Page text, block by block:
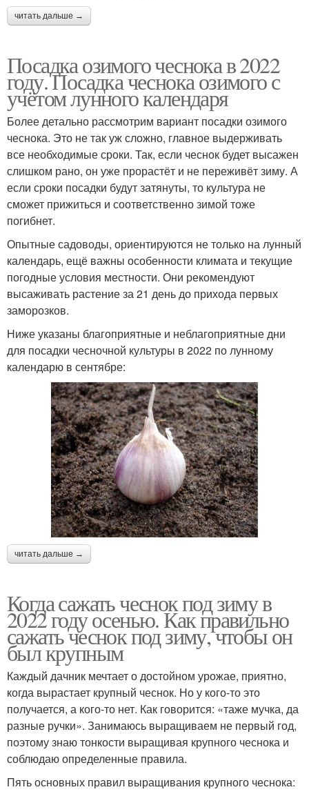
читать дальше →
Посадка озимого чеснока в 2022
году. Посадка чеснока озимого с
учётом лунного календаря
Более детально рассмотрим вариант посадки озимого
чеснока. Это не так уж сложно, главное выдерживать
все необходимые сроки. Так, если чеснок будет высажен
слишком рано, он уже прорастёт и не переживёт зиму. А
если сроки посадки будут затянуты, то культура не
сможет прижиться и соответственно зимой тоже
погибнет.
Опытные садоводы, ориентируются не только на лунный
календарь, ещё важны особенности климата и текущие
погодные условия местности. Они рекомендуют
высаживать растение за 21 день до прихода первых
заморозков.
Ниже указаны благоприятные и неблагоприятные дни
для посадки чесночной культуры в 2022 по лунному
календарю в сентябре:
читать дальше →
Когда сажать чеснок под зиму в
2022 году осенью. Как правильно
сажать чеснок под зиму, чтобы он
был крупным
Каждый дачник мечтает о достойном урожае, приятно,
когда вырастает крупный чеснок. Но у кого-то это
получается, а кого-то нет. Как говорится: «таже мучка, да
разные ручки». Занимаюсь выращиваем не первый год,
поэтому знаю тонкости выращивая крупного чеснока и
соблюдаю определенные правила.
Пять основных правил выращивания крупного чеснока: